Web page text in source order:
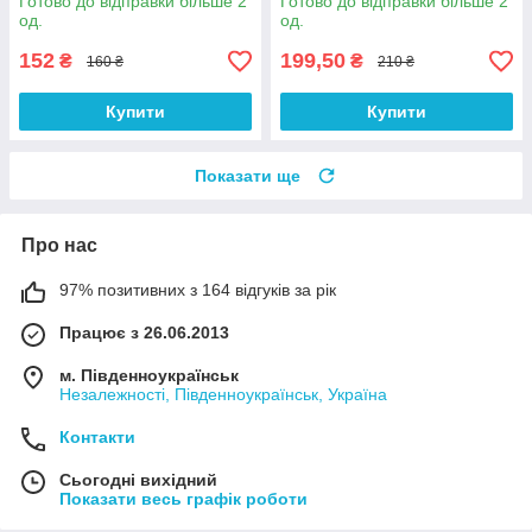
од.
152 ₴ 160 ₴
Купити
од.
199,50 ₴ 210 ₴
Купити
Показати ще
Про нас
97% позитивних з 164 відгуків за рік
Працює з 26.06.2013
м. Південноукраїнськ
Незалежності, Південноукраїнськ, Україна
Контакти
Сьогодні вихідний
Показати весь графік роботи